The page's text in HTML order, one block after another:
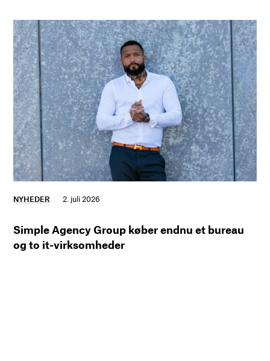
NYHEDER 2. juli 2026
Simple Agency Group køber endnu et bureau
og to it-virksomheder